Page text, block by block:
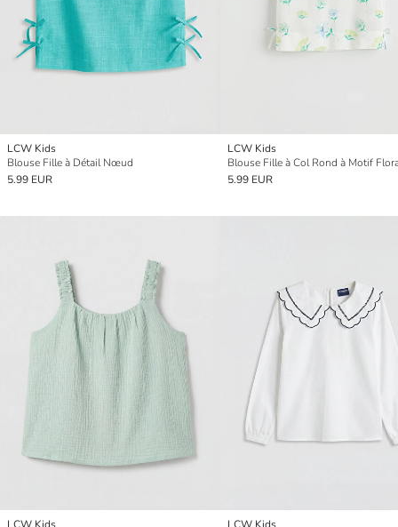
LCW Kids
Blouse Fille à Détail Nœud
5.99 EUR
LCW Kids
Blouse Fille à Col Rond à Motif
5.99 EUR
LCW Kids LCW Kids